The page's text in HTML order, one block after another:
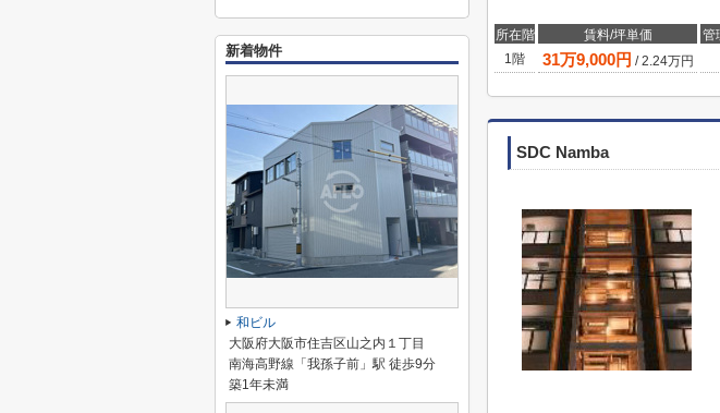
所在階 賃料/坪単価 管
1階
31万9,000円 /2.24万円
SDC Namba
新着物件
和ビル
大阪府大阪市住吉区山之内１丁目
南海高野線「我孫子前」駅 徒歩9分
築1年未満